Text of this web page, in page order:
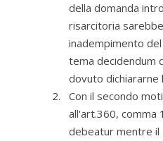
della domanda
risarcitoria
inadempimento
tema decidendum
dovuto dichiararne
Con il secondo
all’art.360,
debeatur mentre il